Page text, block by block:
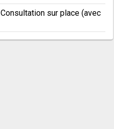
Consultation sur place (avec